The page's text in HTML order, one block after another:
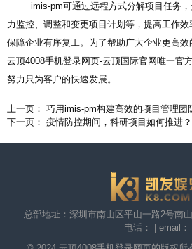
imis-pm可通过远程方式分解项目任务
力监控、调整和变更项目计划等，提高工作效
保障企业有序复工。为了帮助广大企业更高
云顶4008手机登录网页-云顶国际官网唯一官
努力只为客户的快速发展。
上一页： 巧用imis-pm构建高效的项目管理团
下一页： 疫情防控期间，科研项目如何推进？
总部地址：深圳市南山区平山一路2号南
电话： | email：